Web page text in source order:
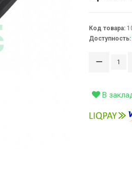
Код товара:
Доступность:
В